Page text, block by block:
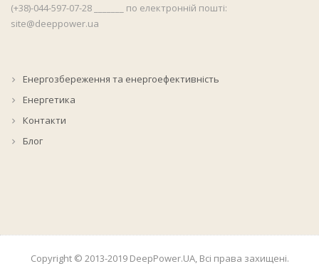
(+38)-044-597-07-28 _______ по електронній пошті:
site@deeppower.ua
Енергозбереження та енергоефективність
Енергетика
Контакти
Блог
Copyright © 2013-2019 DeepPower.UA, Всі права захищені.